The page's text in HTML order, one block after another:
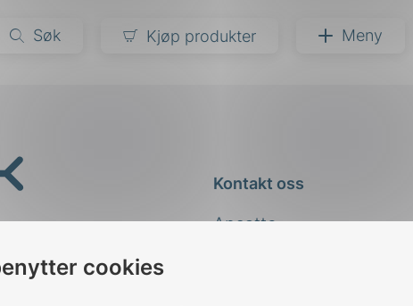
cookies
Søk Kjøp produkter Meny
Kontakt oss
Ansatte